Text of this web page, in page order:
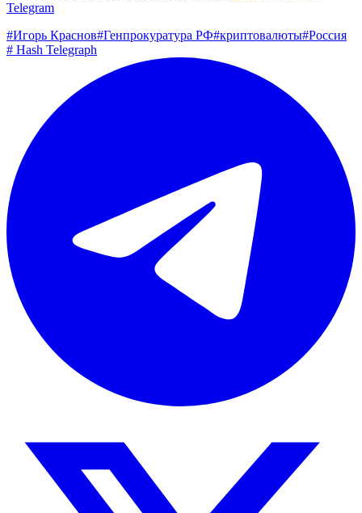
Telegram
#Игорь Краснов#Генпрокуратура РФ#криптовалюты#Россия
# Hash Telegraph